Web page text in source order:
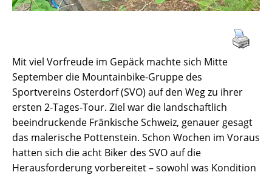
Mit viel Vorfreude im Gepäck machte sich Mitte
September die Mountainbike-Gruppe des
Sportvereins Osterdorf (SVO) auf den Weg zu ihrer
ersten 2-Tages-Tour. Ziel war die landschaftlich
beeindruckende Fränkische Schweiz, genauer gesagt
das malerische Pottenstein. Schon Wochen im Voraus
hatten sich die acht Biker des SVO auf die
Herausforderung vorbereitet – sowohl was Kondition